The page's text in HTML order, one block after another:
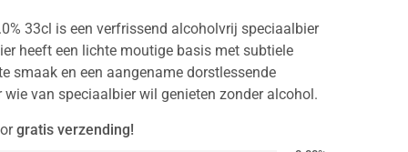
33cl is een verfrissend alcoholvrij speciaalbier
heeft een lichte moutige basis met subtiele
smaak en een aangename dorstlessende
van speciaalbier wil genieten zonder alcohol.
gratis verzending!